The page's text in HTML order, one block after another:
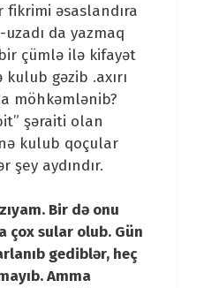
fikrimi əsaslandıra
da yazmaq
çümlə ilə kifayət
gəzib .axırı
möhkəmlənib?
şəraiti olan
kulub qoçular
şey aydındır.
Bir də onu
çox sular olub. Gün
gediblər, heç
Amma